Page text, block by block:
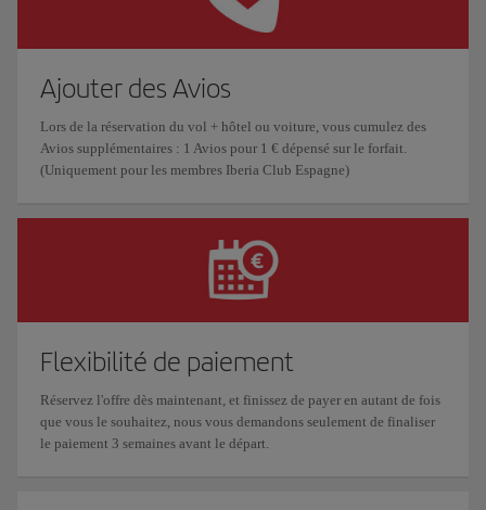
Ajouter des Avios
Lors de la réservation du vol + hôtel ou voiture, vous cumulez des
Avios supplémentaires : 1 Avios pour 1 € dépensé sur le forfait.
(Uniquement pour les membres Iberia Club Espagne)
Flexibilité de paiement
Réservez l'offre dès maintenant, et finissez de payer en autant de fois
que vous le souhaitez, nous vous demandons seulement de finaliser
le paiement 3 semaines avant le départ.